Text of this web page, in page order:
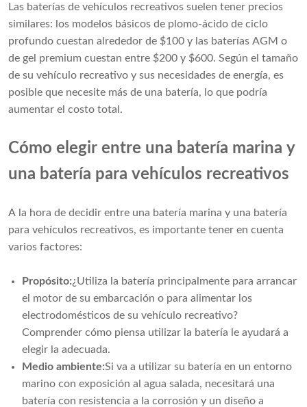
Las baterías de vehículos recreativos suelen tener precios
similares: los modelos básicos de plomo-ácido de ciclo
profundo cuestan alrededor de $100 y las baterías AGM o
de gel premium cuestan entre $200 y $600. Según el tamaño
de su vehículo recreativo y sus necesidades de energía, es
posible que necesite más de una batería, lo que podría
aumentar el costo total.
Cómo elegir entre una batería marina y
una batería para vehículos recreativos
A la hora de decidir entre una batería marina y una batería
para vehículos recreativos, es importante tener en cuenta
varios factores:
Propósito:¿Utiliza la batería principalmente para arrancar
el motor de su embarcación o para alimentar los
electrodomésticos de su vehículo recreativo?
Comprender cómo piensa utilizar la batería le ayudará a
elegir la adecuada.
Medio ambiente:Si va a utilizar su batería en un entorno
marino con exposición al agua salada, necesitará una
batería con resistencia a la corrosión y un diseño a